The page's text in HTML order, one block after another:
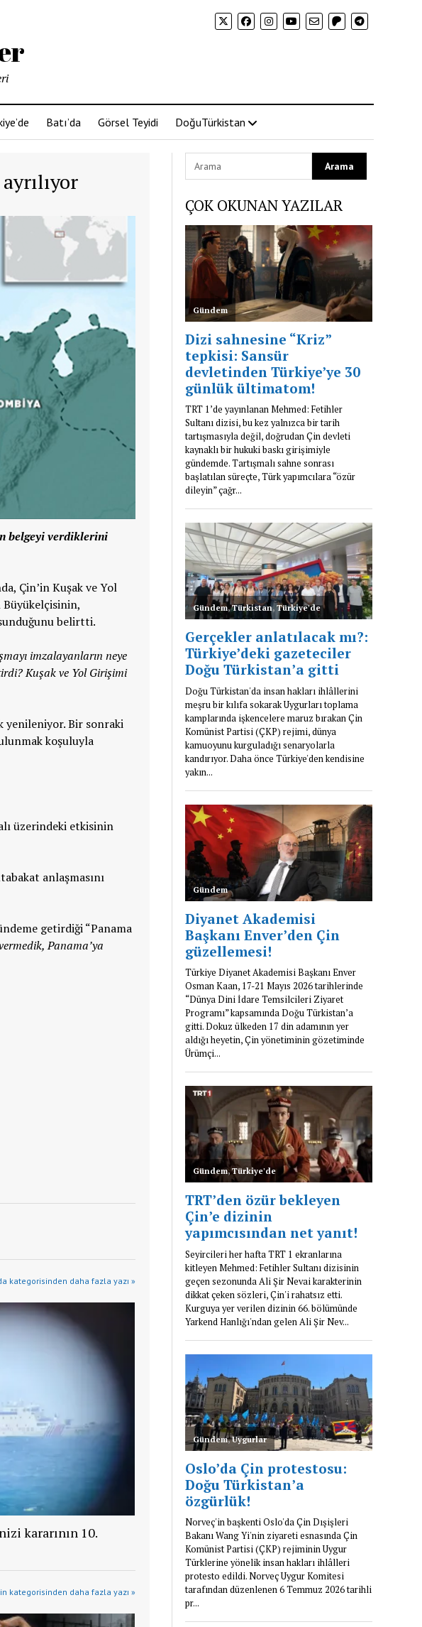
Batı’da Görsel Teyidi DoğuTürkistan
belgeyi verdiklerini
Çin’in Kuşak ve Yol
Büyükelçisinin,
belirtti.
imzalayanların neye
Kuşak ve Yol Girişimi
yenileniyor. Bir sonraki
koşuluyla
üzerindeki etkisinin
anlaşmasını
getirdiği “Panama
Panama’ya
kategorisinden daha fazla yazı »
kararının 10.
kategorisinden daha fazla yazı »
ÇOK OKUNAN YAZILAR